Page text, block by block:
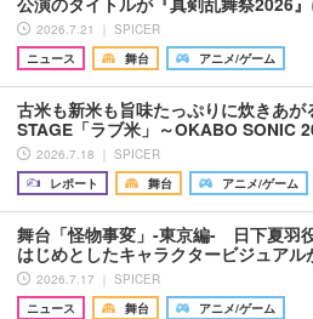
2026.7.21 ｜ SPICER
ニュース
舞台 アニメ/ゲーム
古米も新米も旨味たっぷりに炊きあ
STAGE「ラブ米」～OKABO SONIC
2026.7.18 ｜ SPICER
レポート
舞台 アニメ/ゲーム
舞台「怪物事変」-東京編- 日下夏羽
はじめとしたキャラクタービジュアル
2026.7.17 ｜ SPICER
ニュース
舞台 アニメ/ゲーム